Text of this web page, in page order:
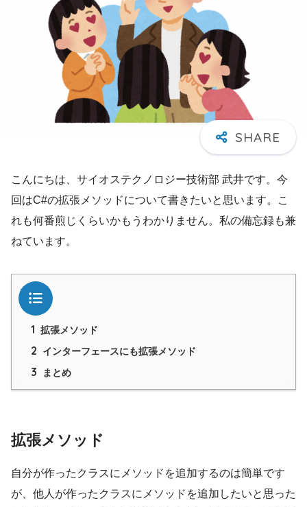
こんにちは、サイオステクノロジー技術部 武井です。今
回はC#の拡張メソッドについて書きたいと思います。こ
れも何番煎じくらいかもうわかりません。私の備忘録も兼
ねています。
目次
1 拡張メソッド
2 インターフェースにも拡張メソッド
3 まとめ
拡張メソッド
自分が作ったクラスにメソッドを追加するのは簡単です
が、他人が作ったクラスにメソッドを追加したいと思った